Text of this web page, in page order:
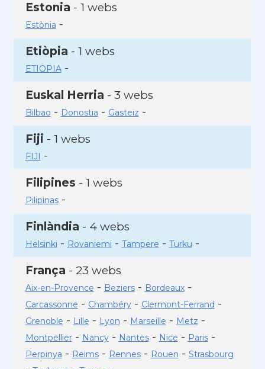
Estonia - 1 webs
Estònia -
Etiòpia - 1 webs
ETIOPIA-
Euskal Herria - 3 webs
Bilbao - Donostia - Gasteiz -
Fiji - 1 webs
FIJI -
Filipines - 1 webs
Pilipinas-
Finlàndia - 4 webs
Helsinki - Rovaniemi - Tampere - Turku -
França - 23 webs
Aix-en-Provence - Beziers- Bordeaux-
Carcassonne - Chambéry- Clermont-Ferrand -
Grenoble - Lille - Lyon - Marseille - Metz -
Montpellier- Nancy- Nantes- Nice - Paris-
Perpinya - Reims- Rennes- Rouen - Strasbourg